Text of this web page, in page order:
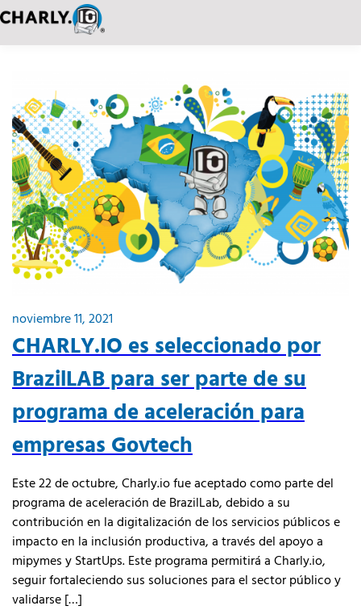
noviembre 11, 2021
CHARLY.IO es seleccionado por
BrazilLAB para ser parte de su
programa de aceleración para
empresas Govtech
Este 22 de octubre, Charly.io fue aceptado como parte del
programa de aceleración de BrazilLab, debido a su
contribución en la digitalización de los servicios públicos e
impacto en la inclusión productiva, a través del apoyo a
mipymes y StartUps. Este programa permitirá a Charly.io,
seguir fortaleciendo sus soluciones para el sector público y
validarse […]